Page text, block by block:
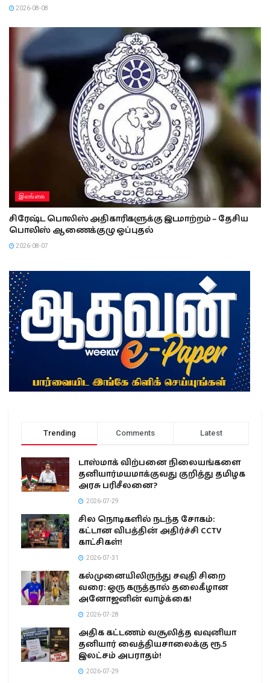
2026-08-08
இலங்கை
சிரேஷ்ட பொலிஸ் அதிகாரிகளுக்கு இடமாற்றம் – தேசிய
பொலிஸ் ஆணைக்குழு ஒப்புதல்
2026-08-07
Trending Comments Latest
டாஸ்மாக் விற்பனை நிலையங்களை
தனியார்மயமாக்குவது குறித்து தமிழக
அரசு பரிசீலனை?
2026-07-29
சில நொடிகளில் நடந்த சோகம்:
கட்டான விபத்தின் அதிர்ச்சி CCTV
காட்சிகள்!
2026-07-31
கல்முனையிலிருந்து சவுதி சிறை
வரை: ஒரு கருத்தால் தலைகீழான
அனோஜனின் வாழ்க்கை!
2026-07-28
அதிக கட்டணம் வசூலித்த வவுனியா
தனியார் வைத்தியசாலைக்கு ரூ.5
இலட்சம் அபராதம்!
2026-07-29